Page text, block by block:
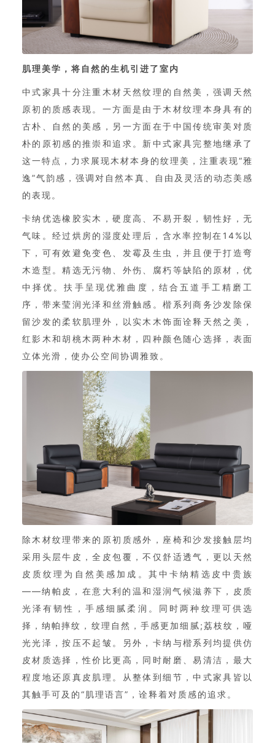
肌理美学，将自然的生机引进了室内
中式家具十分注重木材天然纹理的自然美，强调天然
原初的质感表现。一方面是由于木材纹理本身具有的
古朴、自然的美感，另一方面在于中国传统审美对质
朴的原初感的推崇和追求。新中式家具完整地继承了
这一特点，力求展现木材本身的纹理美，注重表现“雅
逸”气韵感，强调对自然本真、自由及灵活的动态美感
的表现。
卡纳优选橡胶实木，硬度高、不易开裂，韧性好，无
气味。经过烘房的湿度处理后，含水率控制在14%以
下，可有效避免变色、发霉及生虫，并且便于打造弯
木造型。精选无污物、外伤、腐朽等缺陷的原材，优
中择优。扶手呈现优雅曲度，结合五道手工精磨工
序，带来莹润光泽和丝滑触感。楷系列商务沙发除保
留沙发的柔软肌理外，以实木木饰面诠释天然之美，
红影木和胡桃木两种木材，四种颜色随心选择，表面
立体光滑，使办公空间协调雅致。
除木材纹理带来的原初质感外，座椅和沙发接触层均
采用头层牛皮，全皮包覆，不仅舒适透气，更以天然
皮质纹理为自然美感加成。其中卡纳精选皮中贵族
——纳帕皮，在意大利的温和湿润气候滋养下，皮质
光泽有韧性，手感细腻柔润。同时两种纹理可供选
择，纳帕摔纹，纹理自然，手感更加细腻;荔枝纹，哑
光光泽，按压不起皱。另外，卡纳与楷系列均提供仿
皮材质选择，性价比更高，同时耐磨、易清洁，最大
程度地还原真皮肌理。从整体到细节，中式家具皆以
其触手可及的“肌理语言”，诠释着对质感的追求。